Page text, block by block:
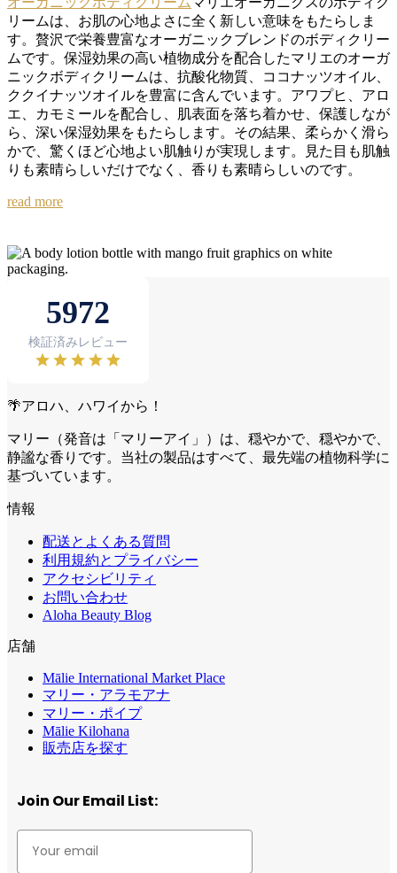
リームは、お肌の心地よさに全く新しい意味をもたらしま
す。贅沢で栄養豊富なオーガニックブレンドのボディクリー
ムです。保湿効果の高い植物成分を配合したマリエのオーガ
ニックボディクリームは、抗酸化物質、ココナッツオイル、
ククイナッツオイルを豊富に含んでいます。アワプヒ、アロ
エ、カモミールを配合し、肌表面を落ち着かせ、保護しなが
ら、深い保湿効果をもたらします。その結果、柔らかく滑ら
かで、驚くほど心地よい肌触りが実現します。見た目も肌触
りも素晴らしいだけでなく、香りも素晴らしいのです。
read more
🌴アロハ、ハワイから！
マリー（発音は「マリーアイ」）は、穏やかで、穏やかで、
静謐な香りです。当社の製品はすべて、最先端の植物科学に
基づいています。
情報
配送とよくある質問
利用規約とプライバシー
アクセシビリティ
お問い合わせ
Aloha Beauty Blog
店舗
Mālie International Market Place
マリー・アラモアナ
マリー・ポイプ
Mālie Kilohana
販売店を探す
Join Our Email List: